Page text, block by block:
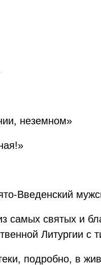
неземном»
Введенский
самых святых и
Литургии с
подробно, в